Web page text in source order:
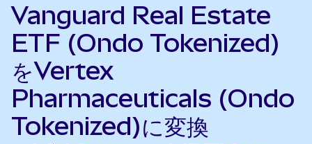
Vanguard Real Estate
ETF (Ondo Tokenized)
をVertex
Pharmaceuticals (Ondo
Tokenized)に変換